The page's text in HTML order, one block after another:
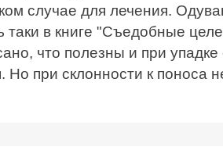
случае для лечения.
таки в книге "Съедобные
что полезны и при
Но при склонности к поноса